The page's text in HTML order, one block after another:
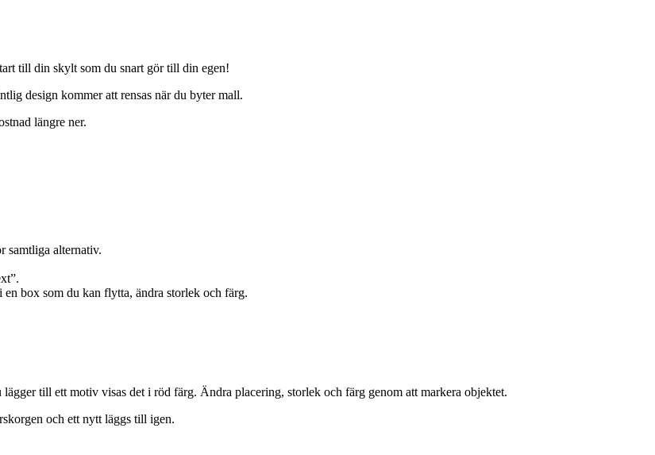
till din skylt som du snart gör till din egen!
design kommer att rensas när du byter mall.
längre ner.
samtliga alternativ.
box som du kan flytta, ändra storlek och färg.
till ett motiv visas det i röd färg. Ändra placering, storlek och färg genom att markera objektet.
och ett nytt läggs till igen.